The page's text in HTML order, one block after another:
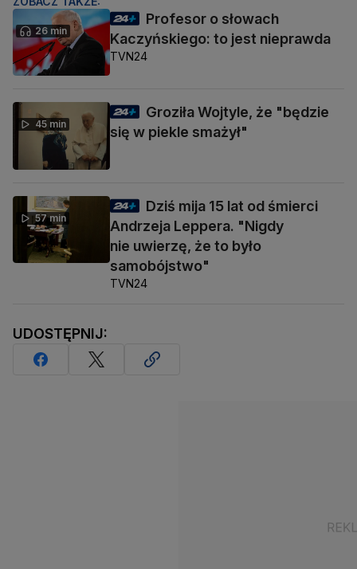
26 min
Profesor o słowach
Kaczyńskiego: to jest nieprawda
TVN24
45 min
Groziła Wojtyle, że "będzie
się w piekle smażył"
57 min
Dziś mija 15 lat od śmierci
Andrzeja Leppera. "Nigdy
nie uwierzę, że to było
samobójstwo"
TVN24
UDOSTĘPNIJ: